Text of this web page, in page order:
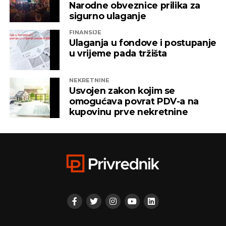
čijem je vlasništvu bila “Una TV”.
Iz “Infinity-ja” su tada saopštili da će bez posla ostati
oko 800 ljudi, a spas su potražili u registrovanju
novih kompanija i promjenama vlasničke strukture,
pretvarajućći dotatašnje rukovodioce u vlasnike.
„Invictus“ su prije mjesec dana osnovali menadžeri
„Prointera“ i „Siriusa”.
REKLAMA
Narodne obveznice prilika za
sigurno ulaganje
FINANSIJE
Ulaganja u fondove i postupanje
u vrijeme pada tržišta
NEKRETNINE
Usvojen zakon kojim se
omogućava povrat PDV-a na
kupovinu prve nekretnine